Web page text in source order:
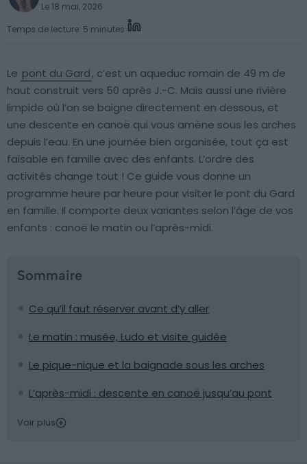
Le 18 mai, 2026
Temps de lecture: 5 minutes
Le pont du Gard, c’est un aqueduc romain de 49 m de
haut construit vers 50 après J.-C. Mais aussi une rivière
limpide où l’on se baigne directement en dessous, et
une descente en canoë qui vous amène sous les arches
depuis l’eau. En une journée bien organisée, tout ça est
faisable en famille avec des enfants. L’ordre des
activités change tout ! Ce guide vous donne un
programme heure par heure pour visiter le pont du Gard
en famille. Il comporte deux variantes selon l’âge de vos
enfants : canoë le matin ou l’après-midi.
Sommaire
Ce qu’il faut réserver avant d’y aller
Le matin : musée, Ludo et visite guidée
Le pique-nique et la baignade sous les arches
L’après-midi : descente en canoë jusqu’au pont
Voir plus